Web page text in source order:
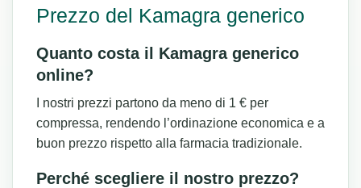
Prezzo del Kamagra generico
Quanto costa il Kamagra generico
online?
I nostri prezzi partono da meno di 1 € per
compressa, rendendo l’ordinazione economica e a
buon prezzo rispetto alla farmacia tradizionale.
Perché scegliere il nostro prezzo?